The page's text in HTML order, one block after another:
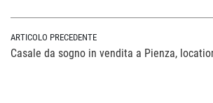
ARTICOLO PRECEDENTE
Casale da sogno in vendita a Pienza,